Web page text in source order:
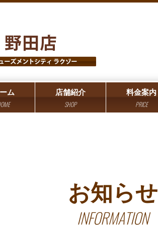
ム 店舗紹介
SHOP
料金案内
PRICE
お知らせ
INFORMATION